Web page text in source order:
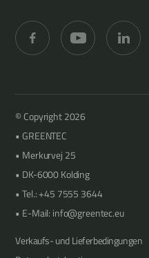
Grasmähen
Forstwirtschaft
Obstgärten
DK-6000 Kolding
+45 7555 3644
© Copyright 2026
GREENTEC
Merkurvej 25
DK-6000 Kolding
Tel.: +45 7555 3644
E-Mail: info@greentec.eu
Verkaufs- und Lieferbedingungen